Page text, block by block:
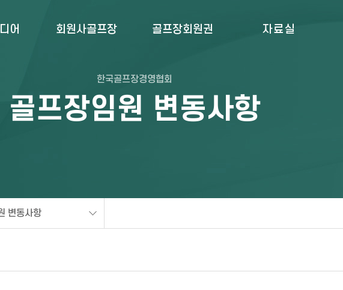
어 회원사골프장 골프장회원권 자료실
한국골프장경영협회
골프장임원 변동사항
변동사항